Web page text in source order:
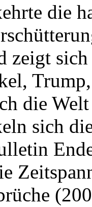
die
zeigt
die
sich